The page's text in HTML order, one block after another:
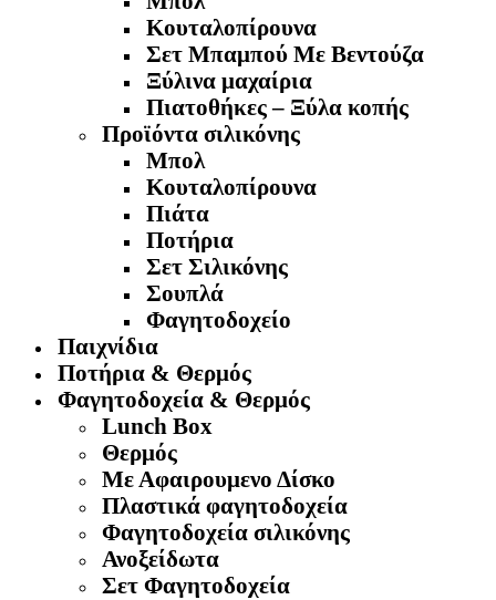
Κουταλοπίρουνα
Σετ Μπαμπού Με Βεντούζα
Ξύλινα μαχαίρια
Πιατοθήκες – Ξύλα κοπής
Προϊόντα σιλικόνης
Μπολ
Κουταλοπίρουνα
Πιάτα
Ποτήρια
Σετ Σιλικόνης
Σουπλά
Φαγητοδοχείο
Παιχνίδια
Ποτήρια & Θερμός
Φαγητοδοχεία & Θερμός
Lunch Box
Θερμός
Με Αφαιρουμενο Δίσκο
Πλαστικά φαγητοδοχεία
Φαγητοδοχεία σιλικόνης
Ανοξείδωτα
Σετ Φαγητοδοχεία